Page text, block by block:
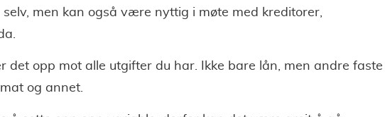
men kan også være nyttig i møte med kreditorer,
det opp mot alle utgifter du har. Ikke bare lån, men andre faste
og annet.